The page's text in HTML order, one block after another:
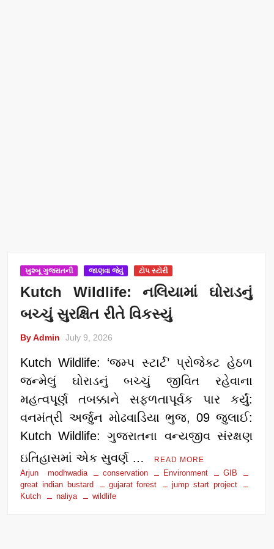
ખુશ્બૂ ગુજરાતની જાણવા જેવું ટોપ સ્ટોરી
Kutch Wildlife: નલિયામાં ઘોરાડનું
બચ્ચું સુરક્ષિત રીતે વિકસ્યું
By Admin July 9, 2026
Kutch Wildlife: ‘જમ્પ સ્ટાર્ટ’ પ્રોજેક્ટ હેઠળ
જન્મેલું ઘોરાડનું બચ્ચું જીવિત રહેવાના
મહત્વપૂર્ણ તબક્કાને સફળતાપૂર્વક પાર કર્યું:
વનમંત્રી અર્જુન મોઢવાડિયા ભુજ, 09 જુલાઈ:
Kutch Wildlife: ગુજરાતના વન્યજીવ સંરક્ષણ
ઇતિહાસમાં એક સુવર્ણ …
READ MORE
Arjun modhwadia conservation Environment
GIB
great indian bustard
gujarat forest
jump start project
Kutch
naliya wildlife